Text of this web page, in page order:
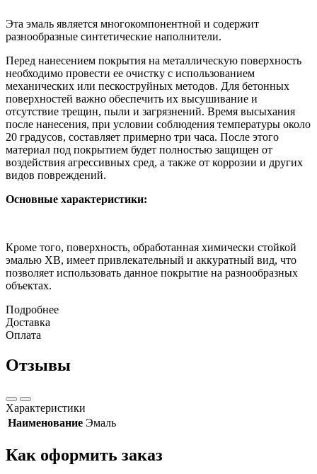
Эта эмаль является многокомпонентной и содержит
разнообразные синтетические наполнители.
Перед нанесением покрытия на металлическую поверхность
необходимо провести ее очистку с использованием
механических или пескоструйных методов. Для бетонных
поверхностей важно обеспечить их высушивание и
отсутствие трещин, пыли и загрязнений. Время высыхания
после нанесения, при условии соблюдения температуры около
20 градусов, составляет примерно три часа. После этого
материал под покрытием будет полностью защищен от
воздействия агрессивных сред, а также от коррозии и других
видов повреждений.
Основные характеристики:
Кроме того, поверхность, обработанная химически стойкой
эмалью ХВ, имеет привлекательный и аккуратный вид, что
позволяет использовать данное покрытие на разнообразных
объектах.
Подробнее
Доставка
Оплата
Отзывы
Характеристики
Наименование Эмаль
Как оформить заказ